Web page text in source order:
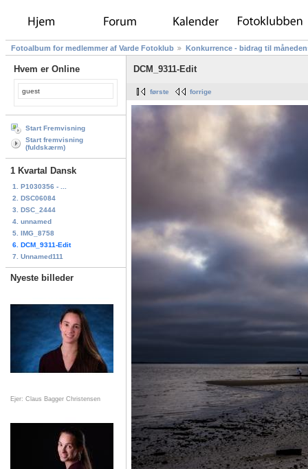
Fotoalbum for medlemmer af Varde Fotoklub Konkurrence - bidrag til
Hvem er Online
guest
Start Fremvisning
Start fremvisning
(fuldskærm)
1 Kvartal Dansk
1. P1030356 - ...
2. DSC06084
3. DSC_2444
4. unnamed
5. IMG_8758
6. DCM_9311-Edit
7. Unnamed111
Nyeste billeder
Ejer: Claus Bagger Christensen
DCM_9311-Edit
første forrige